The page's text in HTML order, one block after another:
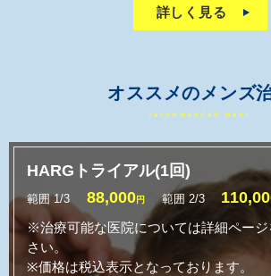
詳しく見る
オススメのメンズ
recommended menu
HARGトライアル(1回)
範囲 1/3 88,000円 範囲 2/3
※治療可能な医院については詳細ペー
さい。
※価格は税込表示となっております。